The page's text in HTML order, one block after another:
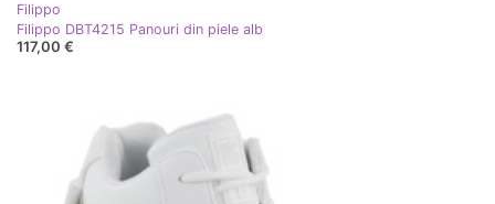
Filippo
Filippo DBT4215 Panouri din piele alb
117,00 €